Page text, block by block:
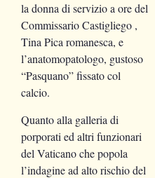
la donna di servizio a ore del
Commissario Castigliego ,
Tina Pica romanesca, e
l’anatomopatologo, gustoso
“Pasquano” fissato col
calcio.
Quanto alla galleria di
porporati ed altri funzionari
del Vaticano che popola
l’indagine ad alto rischio del